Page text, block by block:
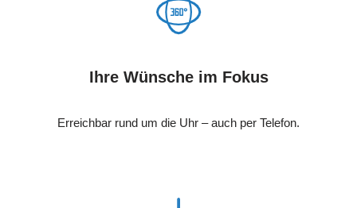
Ihre Wünsche im Fokus
Erreichbar rund um die Uhr – auch per Telefon.